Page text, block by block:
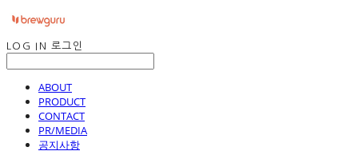
LOG IN 로그인
ABOUT
PRODUCT
CONTACT
PR/MEDIA
공지사항